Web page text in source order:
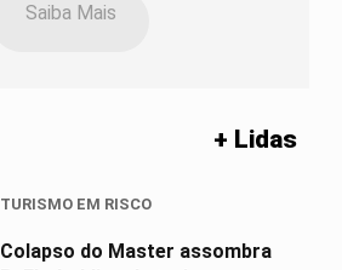
Saiba Mais
+ Lidas
TURISMO EM RISCO
Colapso do Master assombra